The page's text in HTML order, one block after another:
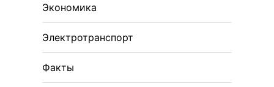
Экономика
Электротранспорт
Факты